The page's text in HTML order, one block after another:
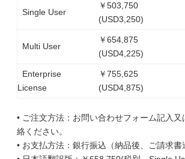
Single User
￥503,750
(USD3,250)
Multi User
￥654,875
(USD4,225)
Enterprise
License
￥755,625
(USD4,875)
• ご注文方法：お問い合わせフォーム記入又
絡ください。
• お支払方法：銀行振込（納品後、ご請求書